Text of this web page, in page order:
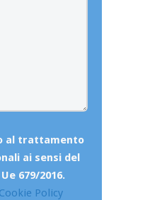
al trattamento
ai sensi del
679/2016.
Policy